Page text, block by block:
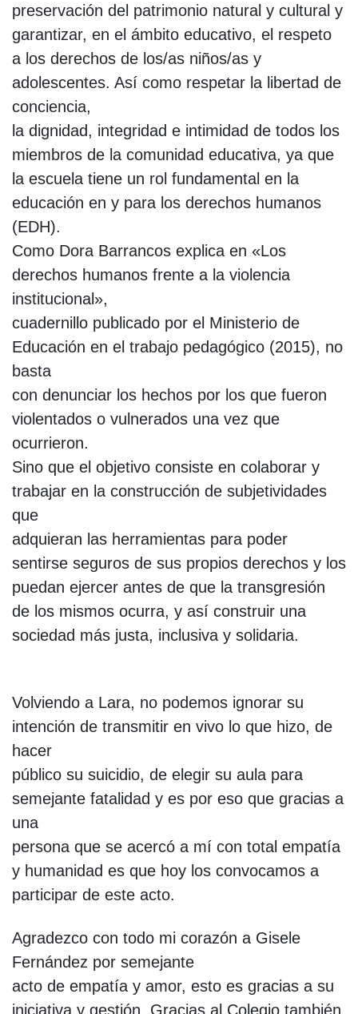
preservación del patrimonio natural y cultural y
garantizar, en el ámbito educativo, el respeto
a los derechos de los/as niños/as y
adolescentes. Así como respetar la libertad de
conciencia,
la dignidad, integridad e intimidad de todos los
miembros de la comunidad educativa, ya que
la escuela tiene un rol fundamental en la
educación en y para los derechos humanos
(EDH).
Como Dora Barrancos explica en «Los
derechos humanos frente a la violencia
institucional»,
cuadernillo publicado por el Ministerio de
Educación en el trabajo pedagógico (2015), no
basta
con denunciar los hechos por los que fueron
violentados o vulnerados una vez que
ocurrieron.
Sino que el objetivo consiste en colaborar y
trabajar en la construcción de subjetividades
que
adquieran las herramientas para poder
sentirse seguros de sus propios derechos y los
puedan ejercer antes de que la transgresión
de los mismos ocurra, y así construir una
sociedad más justa, inclusiva y solidaria.
Volviendo a Lara, no podemos ignorar su
intención de transmitir en vivo lo que hizo, de
hacer
público su suicidio, de elegir su aula para
semejante fatalidad y es por eso que gracias a
una
persona que se acercó a mí con total empatía
y humanidad es que hoy los convocamos a
participar de este acto.
Agradezco con todo mi corazón a Gisele
Fernández por semejante
acto de empatía y amor, esto es gracias a su
iniciativa y gestión. Gracias al Colegio también,